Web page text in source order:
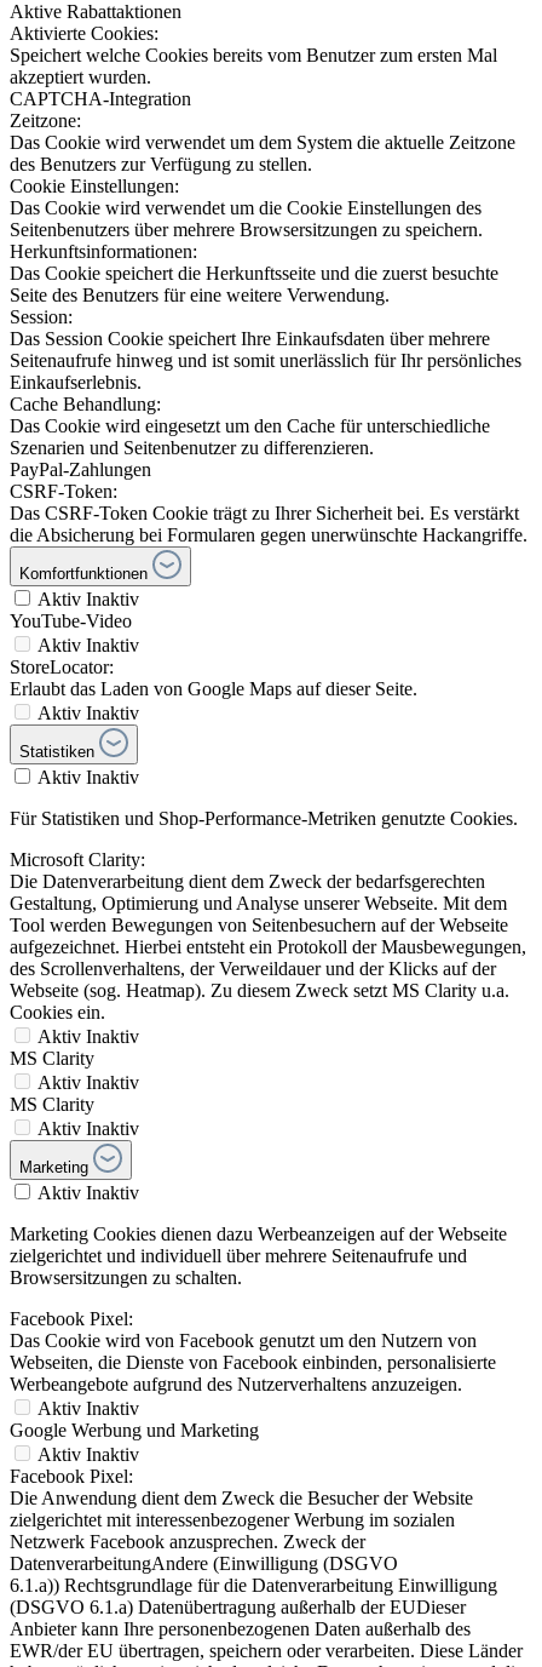
Aktive Rabattaktionen
Aktivierte Cookies:
Speichert welche Cookies bereits vom Benutzer zum ersten Mal
akzeptiert wurden.
CAPTCHA-Integration
Zeitzone:
Das Cookie wird verwendet um dem System die aktuelle Zeitzone
des Benutzers zur Verfügung zu stellen.
Cookie Einstellungen:
Das Cookie wird verwendet um die Cookie Einstellungen des
Seitenbenutzers über mehrere Browsersitzungen zu speichern.
Herkunftsinformationen:
Das Cookie speichert die Herkunftsseite und die zuerst besuchte
Seite des Benutzers für eine weitere Verwendung.
Session:
Das Session Cookie speichert Ihre Einkaufsdaten über mehrere
Seitenaufrufe hinweg und ist somit unerlässlich für Ihr persönliches
Einkaufserlebnis.
Cache Behandlung:
Das Cookie wird eingesetzt um den Cache für unterschiedliche
Szenarien und Seitenbenutzer zu differenzieren.
PayPal-Zahlungen
CSRF-Token:
Das CSRF-Token Cookie trägt zu Ihrer Sicherheit bei. Es verstärkt
die Absicherung bei Formularen gegen unerwünschte Hackangriffe.
Komfortfunktionen
Aktiv Inaktiv
YouTube-Video
Aktiv Inaktiv
StoreLocator:
Erlaubt das Laden von Google Maps auf dieser Seite.
Aktiv Inaktiv
Statistiken
Aktiv Inaktiv
Für Statistiken und Shop-Performance-Metriken genutzte Cookies.
Microsoft Clarity:
Die Datenverarbeitung dient dem Zweck der bedarfsgerechten
Gestaltung, Optimierung und Analyse unserer Webseite. Mit dem
Tool werden Bewegungen von Seitenbesuchern auf der Webseite
aufgezeichnet. Hierbei entsteht ein Protokoll der Mausbewegungen,
des Scrollenverhaltens, der Verweildauer und der Klicks auf der
Webseite (sog. Heatmap). Zu diesem Zweck setzt MS Clarity u.a.
Cookies ein.
Aktiv Inaktiv
MS Clarity
Aktiv Inaktiv
MS Clarity
Aktiv Inaktiv
Marketing
Aktiv Inaktiv
Marketing Cookies dienen dazu Werbeanzeigen auf der Webseite
zielgerichtet und individuell über mehrere Seitenaufrufe und
Browsersitzungen zu schalten.
Facebook Pixel:
Das Cookie wird von Facebook genutzt um den Nutzern von
Webseiten, die Dienste von Facebook einbinden, personalisierte
Werbeangebote aufgrund des Nutzerverhaltens anzuzeigen.
Aktiv Inaktiv
Google Werbung und Marketing
Aktiv Inaktiv
Facebook Pixel:
Die Anwendung dient dem Zweck die Besucher der Website
zielgerichtet mit interessenbezogener Werbung im sozialen
Netzwerk Facebook anzusprechen. Zweck der
DatenverarbeitungAndere (Einwilligung (DSGVO
6.1.a)) Rechtsgrundlage für die Datenverarbeitung Einwilligung
(DSGVO 6.1.a) Datenübertragung außerhalb der EUDieser
Anbieter kann Ihre personenbezogenen Daten außerhalb des
EWR/der EU übertragen, speichern oder verarbeiten. Diese Länder